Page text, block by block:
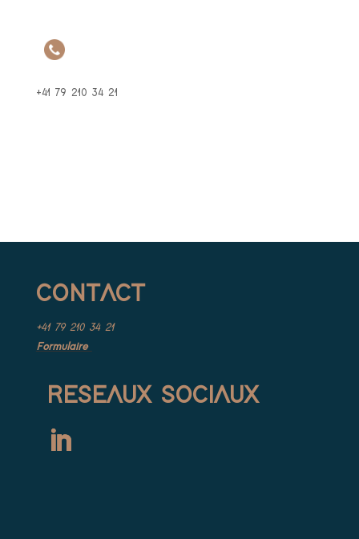
+41 79 210 34 21
CONTACT
+41 79 210 34 21
Formulaire
RESEAUX SOCIAUX